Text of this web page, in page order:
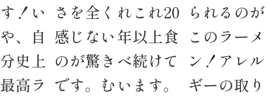
す！い
や、自
分史上
最高ラ
さを全く
感じない
のが驚き
です。む
れこれ20
年以上食
べ続けて
います。
られるのが
このラーメ
ン！アレル
ギーの取り